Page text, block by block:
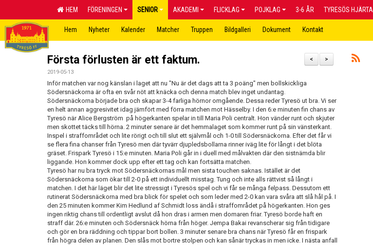
HEM FÖRENINGEN SENIOR AKADEMI FLICKLAG POJKLAG 3-6 ÅR TYRESÖS HJÄRTA
Hem Nyheter Kalender Matcher Truppen Bildgalleri Dokument Kontakt
>
<
Första förlusten är ett faktum.
2019-05-13
Inför matchen var nog känslan i laget att nu "Nu är det dags att ta 3 poäng" men bollskickliga
Södersnäckorna är ofta en svår nöt att knäcka och denna match blev inget undantag.
Södersnäckorna började bra och skapar 3-4 farliga hörnor omgående. Dessa reder Tyresö ut bra. Vi ser
en helt annan aggresivitet idag jämfört med förra matchen mot Hässelby. I den 6:e minuten fin chans av
Tyresö när Alice Bergström på högerkanten spelar in till Maria Poli centralt. Hon vänder runt och skjuter
men skottet täcks till hörna. 2 minuter senare är det hemmalaget som kommer runt på sin vänsterkant.
Inspel i straffområdet och lite rörigt och till slut ett självmål och 1-0 till Södersnäckorna. Efter det får vi
se flera fina chanser från Tyresö men där tyvärr djupledsbollarna rinner iväg lite för långt i det blöta
gräset. Frispark Tyresö i 15:e minuten. Maria Poli går in i duell med målvakten där den sistnämda blir
liggande. Hon kommer dock upp efter ett tag och kan fortsätta matchen.
Tyresö har nu bra tryck mot Södersnäckornas mål men sista touchen saknas. Istället är det
Södersnäckorna som ökar till 2-0 på ett individuellt misstag. Tung och inte alls rättvist så långt i
matchen. I det här läget blir det lite stressigt i Tyresös spel och vi får se många felpass. Dessutom ett
rutinerat Södersnäckorna med bra blick för spelet och som leder med 2-0 kan vara svåra att slå hål på. I
den 25 minuten kommer Kim Hedlund af Schmidt loss ändå i straffområdet på högerkanten. Hon ges
ingen riktig chans till ordentligt avslut då hon dras i armen men domaren friar. Tyresö borde haft en
straff där. 26:e minuten och Södersnäck hörna från höger. Jempa Bakai revanscherar sig från tidigare
och gör en bra räddning och tippar bort bollen. 3 minuter senare bra chans när Tyresö får en frispark
från högra delen av planen. Den slås mot bortre stolpen och kan sånär tryckas in men icke. I nästa anfall